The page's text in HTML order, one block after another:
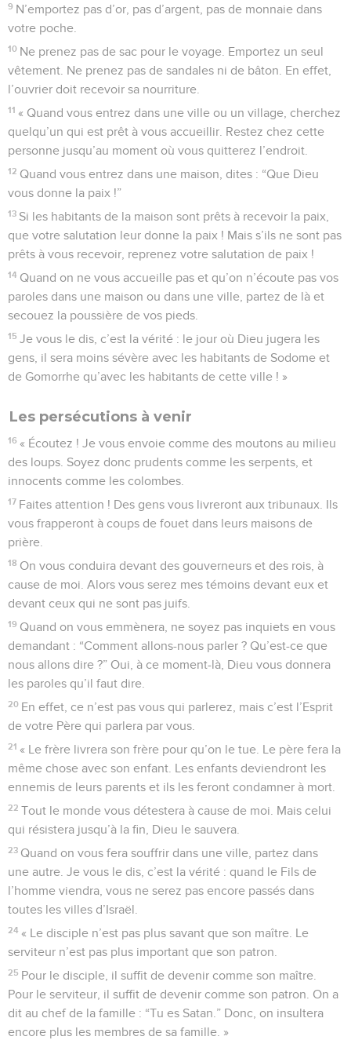
9 N’emportez pas d’or, pas d’argent, pas de monnaie dans
votre poche.
10 Ne prenez pas de sac pour le voyage. Emportez un seul
vêtement. Ne prenez pas de sandales ni de bâton. En effet,
l’ouvrier doit recevoir sa nourriture.
11 « Quand vous entrez dans une ville ou un village, cherchez
quelqu’un qui est prêt à vous accueillir. Restez chez cette
personne jusqu’au moment où vous quitterez l’endroit.
12 Quand vous entrez dans une maison, dites : “Que Dieu
vous donne la paix !”
13 Si les habitants de la maison sont prêts à recevoir la paix,
que votre salutation leur donne la paix ! Mais s’ils ne sont pas
prêts à vous recevoir, reprenez votre salutation de paix !
14 Quand on ne vous accueille pas et qu’on n’écoute pas vos
paroles dans une maison ou dans une ville, partez de là et
secouez la poussière de vos pieds.
15 Je vous le dis, c’est la vérité : le jour où Dieu jugera les
gens, il sera moins sévère avec les habitants de Sodome et
de Gomorrhe qu’avec les habitants de cette ville ! »
Les persécutions à venir
16 « Écoutez ! Je vous envoie comme des moutons au milieu
des loups. Soyez donc prudents comme les serpents, et
innocents comme les colombes.
17 Faites attention ! Des gens vous livreront aux tribunaux. Ils
vous frapperont à coups de fouet dans leurs maisons de
prière.
18 On vous conduira devant des gouverneurs et des rois, à
cause de moi. Alors vous serez mes témoins devant eux et
devant ceux qui ne sont pas juifs.
19 Quand on vous emmènera, ne soyez pas inquiets en vous
demandant : “Comment allons-nous parler ? Qu’est-ce que
nous allons dire ?” Oui, à ce moment-là, Dieu vous donnera
les paroles qu’il faut dire.
20 En effet, ce n’est pas vous qui parlerez, mais c’est l’Esprit
de votre Père qui parlera par vous.
21 « Le frère livrera son frère pour qu’on le tue. Le père fera la
même chose avec son enfant. Les enfants deviendront les
ennemis de leurs parents et ils les feront condamner à mort.
22 Tout le monde vous détestera à cause de moi. Mais celui
qui résistera jusqu’à la fin, Dieu le sauvera.
23 Quand on vous fera souffrir dans une ville, partez dans
une autre. Je vous le dis, c’est la vérité : quand le Fils de
l’homme viendra, vous ne serez pas encore passés dans
toutes les villes d’Israël.
24 « Le disciple n’est pas plus savant que son maître. Le
serviteur n’est pas plus important que son patron.
25 Pour le disciple, il suffit de devenir comme son maître.
Pour le serviteur, il suffit de devenir comme son patron. On a
dit au chef de la famille : “Tu es Satan.” Donc, on insultera
encore plus les membres de sa famille. »